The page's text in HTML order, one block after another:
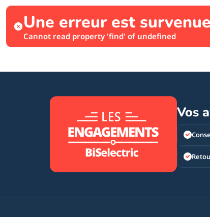
Une erreur est
Cannot read property 'find' of undefined
Vos